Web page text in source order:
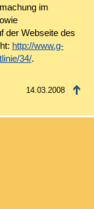
im
der Webseite des
http://www.g-
34/.
14.03.2008